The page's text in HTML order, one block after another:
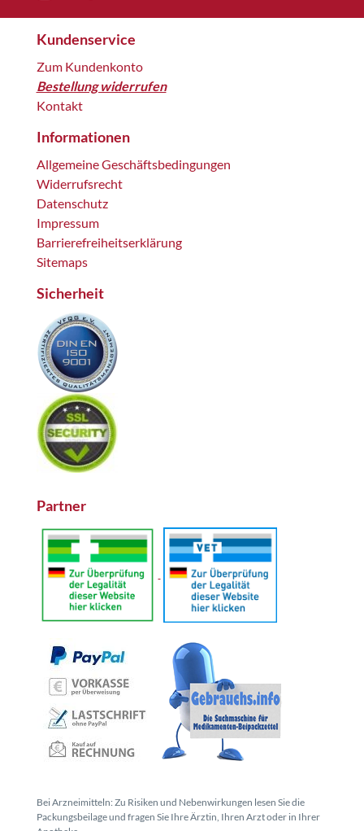
Kundenservice
Zum Kundenkonto
Bestellung widerrufen
Kontakt
Informationen
Allgemeine Geschäftsbedingungen
Widerrufsrecht
Datenschutz
Impressum
Barrierefreiheitserklärung
Sitemaps
Sicherheit
Partner
Bei Arzneimitteln: Zu Risiken und Nebenwirkungen lesen Sie die
Packungsbeilage und fragen Sie Ihre Ärztin, Ihren Arzt oder in Ihrer